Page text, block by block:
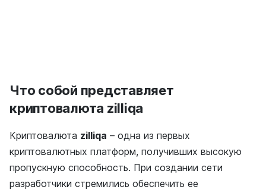
Что собой представляет
криптовалюта zilliqa
Криптовалюта zilliqa – одна из первых
криптовалютных платформ, получивших высокую
пропускную способность. При создании сети
разработчики стремились обеспечить ее